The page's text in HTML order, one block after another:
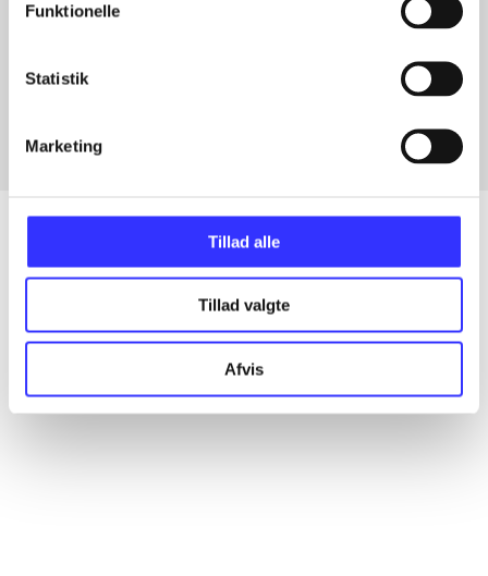
Funktionelle
Statistik
Marketing
Tillad alle
Tillad valgte
Afvis
Fra
Alle registrerede artikler fordelt på udgivelser